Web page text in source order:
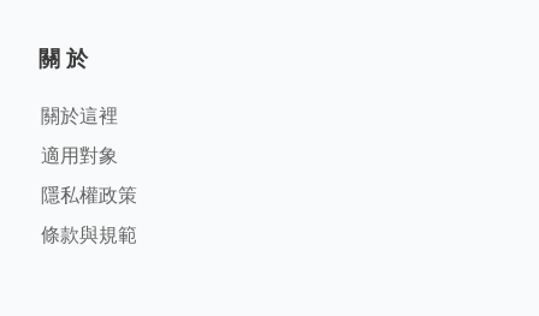
關於
關於這裡
適用對象
隱私權政策
條款與規範